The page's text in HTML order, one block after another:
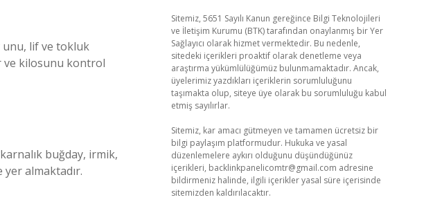
unu, lif ve tokluk
ve kilosunu kontrol
buğday, irmik,
almaktadır.
Sitemiz, 5651 Sayılı Kanun gereğince Bilgi Teknolojileri
ve İletişim Kurumu (BTK) tarafından onaylanmış bir Yer
Sağlayıcı olarak hizmet vermektedir. Bu nedenle,
sitedeki içerikleri proaktif olarak denetleme veya
araştırma yükümlülüğümüz bulunmamaktadır. Ancak,
üyelerimiz yazdıkları içeriklerin sorumluluğunu
taşımakta olup, siteye üye olarak bu sorumluluğu kabul
etmiş sayılırlar.
Sitemiz, kar amacı gütmeyen ve tamamen ücretsiz bir
bilgi paylaşım platformudur. Hukuka ve yasal
düzenlemelere aykırı olduğunu düşündüğünüz
içerikleri, backlinkpanelicomtr@gmail.com adresine
bildirmeniz halinde, ilgili içerikler yasal süre içerisinde
sitemizden kaldırılacaktır.